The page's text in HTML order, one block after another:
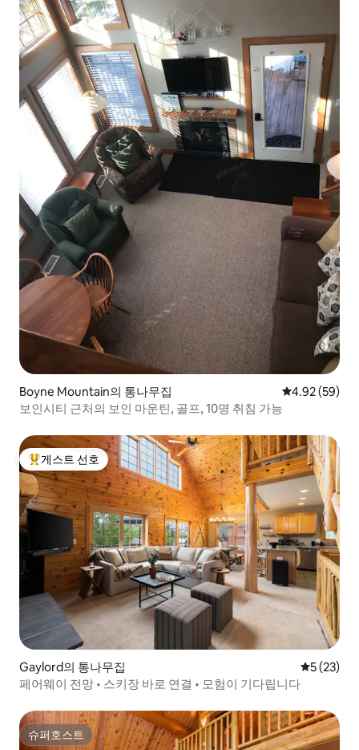
Boyne Mountain의 통나무집 평점 4.92점(5
4.92 (59)
보인시티 근처의 보인 마운틴, 골프, 10명 취침 가능
상위 게스트 선호
게스트 선호
Gaylord의 통나무집 평점 5점
5 (23)
페어웨이 전망 • 스키장 바로 연결 • 모험이 기다립니다
슈퍼호스트
슈퍼호스트